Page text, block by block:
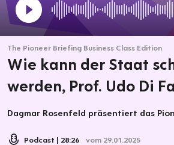
The Pioneer Briefing Business Class Edition
Wie kann der Staat
werden, Prof. Udo Di
Dagmar Rosenfeld präsentiert das
Podcast 28:26 vom 29.01.2025